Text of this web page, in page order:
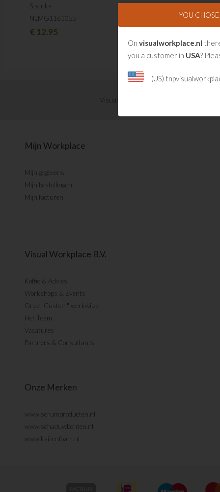
5 stuks
NLMG1161055
€12.95
Visual Management updates ontvangen?
Mijn Workplace
Mijn gegevens
Mijn bestellingen
Mijn facturen
Visual Workplace B.V.
Koffie & Advies
Workshops & Events
Onze "Custom" werkwijze
Het Team
Vacatures
Partners & Consultants
Onze Merken
www.scrumproducten.nl
www.schaduwborden.nl
www.kaizenfoam.nl
YOU CHOSE
On visualworkplace.nl
you a customer in USA?
(US)